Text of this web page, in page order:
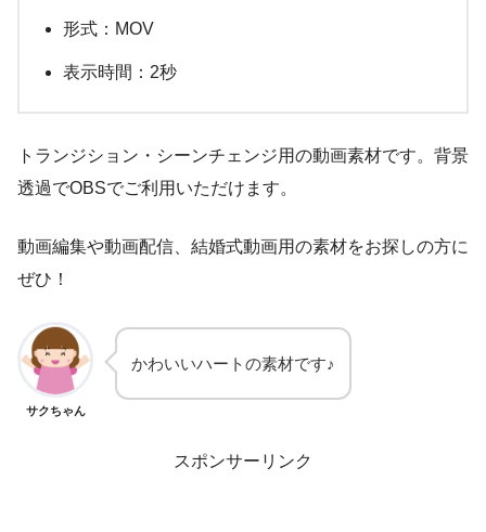
形式：MOV
表示時間：2秒
トランジション・シーンチェンジ用の動画素材です。背景
透過でOBSでご利用いただけます。
動画編集や動画配信、結婚式動画用の素材をお探しの方に
ぜひ！
サクちゃん
かわいいハートの素材です♪
スポンサーリンク